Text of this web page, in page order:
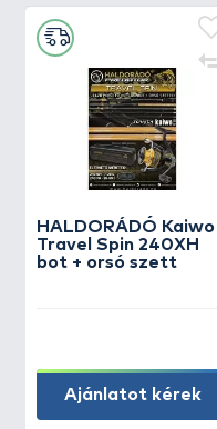
HALDORÁDÓ Kaiwo
Travel Spin 240XH
bot + orsó szett
Ajánlatot kérek